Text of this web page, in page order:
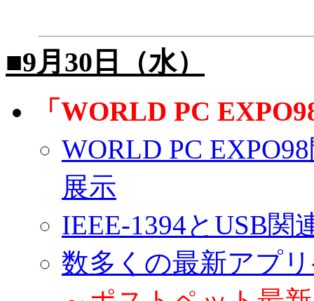
■9月30日（水）
「WORLD PC
WORLD PC
展示
IEEE-1394とUSB関
数多くの最新アプ